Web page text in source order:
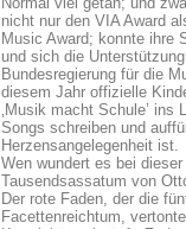
nicht nur den VIA Award
Music Award; konnte ihre
und sich die
Bundesregierung für die
diesem Jahr offizielle
‚Musik macht Schule’ ins
Songs schreiben und
Herzensangelegenheit ist.
Wen wundert es bei
Tausendsassatum von
Der rote Faden, der die
Facettenreichtum,